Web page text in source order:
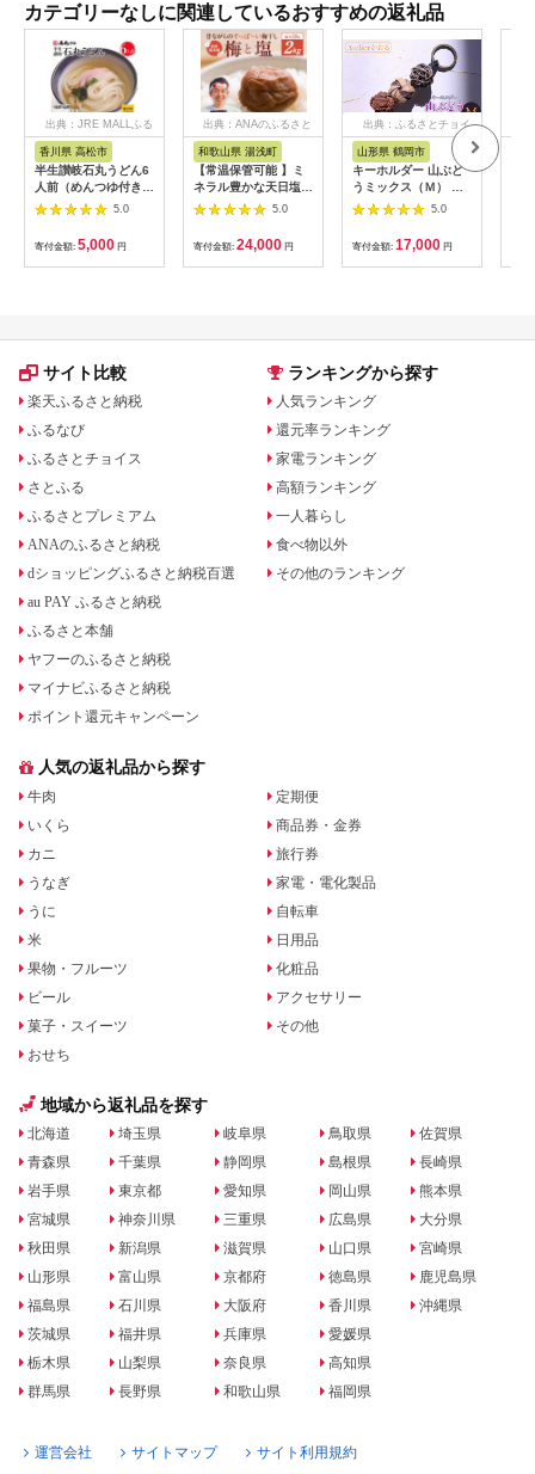
カテゴリーなしに関連しているおすすめの返礼品
出典：JRE MALLふる
さと納税
香川県 高松市
半生讃岐石丸うどん6
人前（めんつゆ付き）
麺300g×2袋
5.0
寄付金額: 5,000 円
出典：ANAのふるさと
和歌山県 湯浅町
【常温保管可能 】ミ
ネラル豊かな天日塩だ
けで漬けた無添加梅干
し2kg 梅ボーイズ｜
B201_EP6024
5.0
寄付金額: 24,000 円
出典：ふるさとチョイ
山形県 鶴岡市
キーホルダー 山ぶど
うミックス（Ｍ） 山
形県鶴岡市 アトリエ
かおる | 山葡萄 雑貨
キーホルダー ギフト
贈り物 お取り寄せ 返
礼品
5.0
寄付金額: 17,000 円
サイト比較
楽天ふるさと納税
ふるなび
ふるさとチョイス
さとふる
ふるさとプレミアム
ANAのふるさと納税
dショッピングふるさと納税百選
au PAY ふるさと納税
ふるさと本舗
ヤフーのふるさと納税
マイナビふるさと納税
ポイント還元キャンペーン
ランキングから探す
人気ランキング
還元率ランキング
家電ランキング
高額ランキング
一人暮らし
食べ物以外
その他のランキング
人気の返礼品から探す
牛肉
いくら
カニ
うなぎ
うに
米
果物・フルーツ
ビール
菓子・スイーツ
おせち
定期便
商品券・金券
旅行券
家電・電化製品
自転車
日用品
化粧品
アクセサリー
その他
地域から返礼品を探す
北海道
青森県
岩手県
宮城県
秋田県
山形県
福島県
茨城県
栃木県
群馬県
埼玉県
千葉県
東京都
神奈川県
新潟県
富山県
石川県
福井県
山梨県
長野県
岐阜県
静岡県
愛知県
三重県
滋賀県
京都府
大阪府
兵庫県
奈良県
和歌山県
鳥取県
島根県
岡山県
広島県
山口県
徳島県
香川県
愛媛県
高知県
福岡県
佐賀県
長崎県
熊本県
大分県
宮崎県
鹿児島県
沖縄県
運営会社 サイトマップ サイト利用規約